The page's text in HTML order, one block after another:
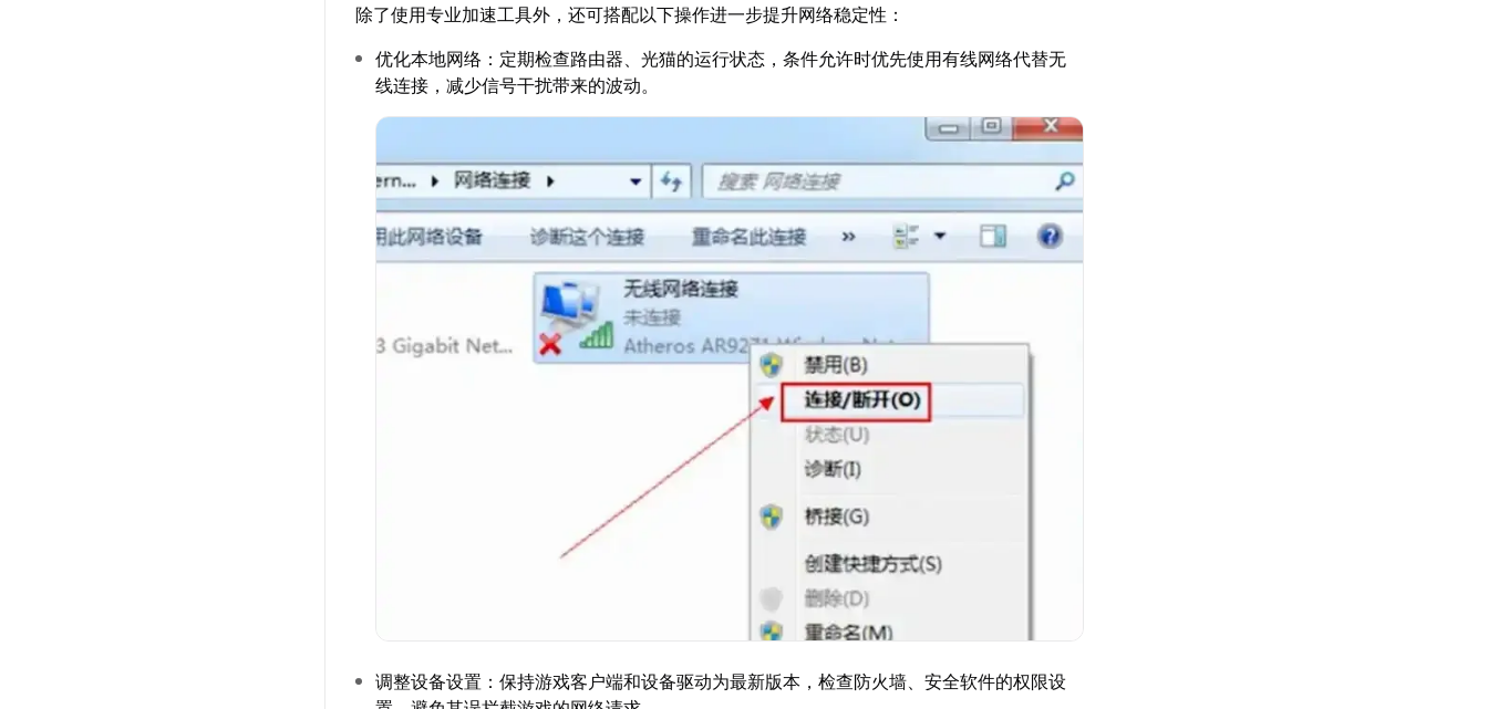
除了使用专业加速工具外，还可搭配以下操作进一步提升网络稳定性：
优化本地网络：定期检查路由器、光猫的运行状态，条件允许时优先使用有线网络代替无
线连接，减少信号干扰带来的波动。
调整设备设置：保持游戏客户端和设备驱动为最新版本，检查防火墙、安全软件的权限设